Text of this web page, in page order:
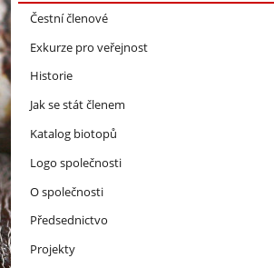
Čestní členové
Exkurze pro veřejnost
Historie
Jak se stát členem
Katalog biotopů
Logo společnosti
O společnosti
Předsednictvo
Projekty